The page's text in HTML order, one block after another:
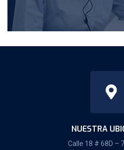
NUESTRA
Calle 18 # 68D –